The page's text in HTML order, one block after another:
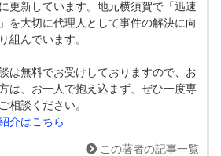
更新しています。地元横須賀で「迅速
を大切に代理人として事件の解決に向
組んでいます。
は無料でお受けしておりますので、お
は、お一人で抱え込まず、ぜひ一度専
相談ください。
介はこちら
この著者の記事一覧